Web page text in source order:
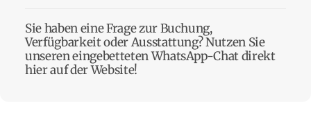
Sie haben eine Frage zur Buchung,
Verfügbarkeit oder Ausstattung? Nutzen Sie
unseren eingebetteten WhatsApp-Chat direkt
hier auf der Website!